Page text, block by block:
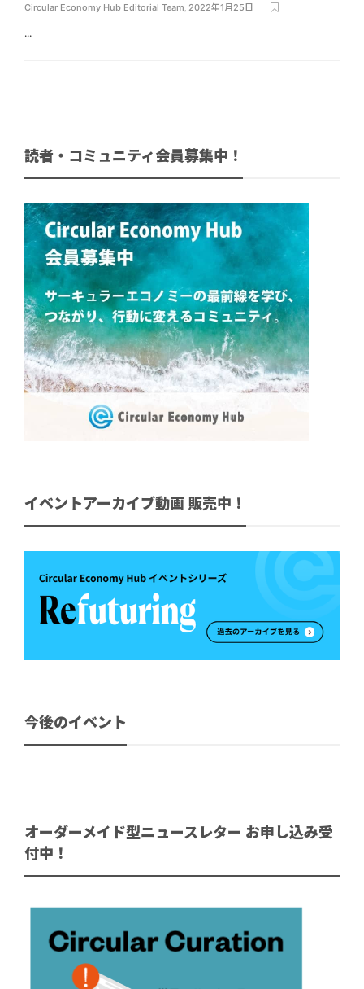
Circular Economy Hub Editorial Team, 2022年1月25日
...
読者・コミュニティ会員募集中！
イベントアーカイブ動画 販売中！
今後のイベント
オーダーメイド型ニュースレター お申し込み受
付中！